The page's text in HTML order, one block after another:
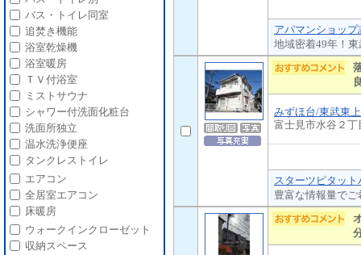
アパマンショッ
地域密着49年！
みずほ台/東武東
富士見市水谷２丁
スターツピタッ
豊富な情報量で
バス・トイレ同室
追焚き機能
浴室乾燥機
浴室暖房
ＴＶ付浴室
ミストサウナ
シャワー付洗面化粧台
洗面所独立
温水洗浄便座
タンクレストイレ
エアコン
全居室エアコン
床暖房
ウォークインクローゼット
収納スペース